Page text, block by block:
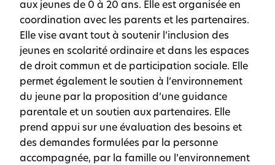
aux jeunes de 0 à 20 ans. Elle est organisée en
coordination avec les parents et les partenaires.
Elle vise avant tout à soutenir l’inclusion des
jeunes en scolarité ordinaire et dans les espaces
de droit commun et de participation sociale. Elle
permet également le soutien à l’environnement
du jeune par la proposition d’une guidance
parentale et un soutien aux partenaires. Elle
prend appui sur une évaluation des besoins et
des demandes formulées par la personne
accompagnée, par la famille ou l’environnement